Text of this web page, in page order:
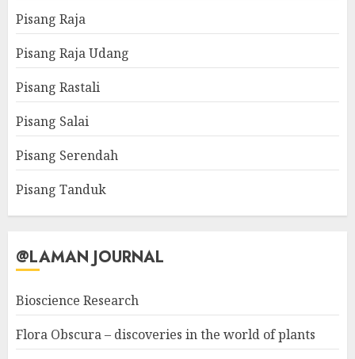
Pisang Raja
Pisang Raja Udang
Pisang Rastali
Pisang Salai
Pisang Serendah
Pisang Tanduk
@LAMAN JOURNAL
Bioscience Research
Flora Obscura – discoveries in the world of plants